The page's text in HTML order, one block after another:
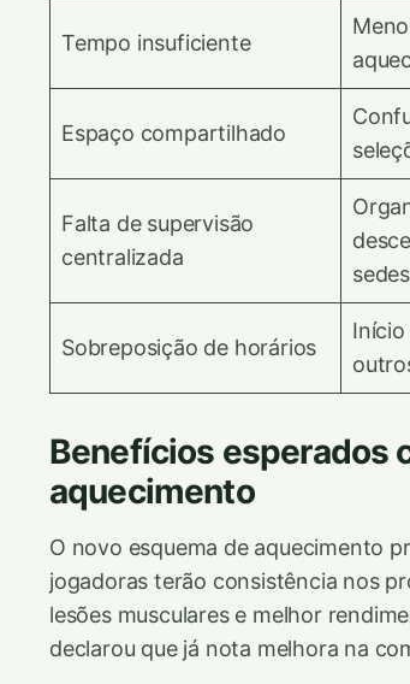
Tempo insuficiente
Espaço compartilhado
Falta de supervisão
centralizada
sedes
Sobreposição de horários
Benefícios esperados
aquecimento
O novo esquema de aquecimento
jogadoras terão consistência nos
lesões musculares e melhor
declarou que já nota melhora na